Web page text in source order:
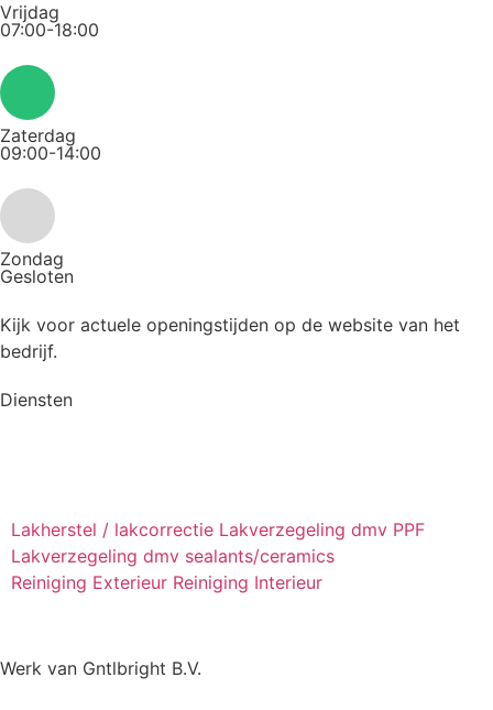
Vrijdag
07:00-18:00
Zaterdag
09:00-14:00
Zondag
Gesloten
Kijk voor actuele openingstijden op de website van het
bedrijf.
Diensten
Lakherstel / lakcorrectie Lakverzegeling dmv PPF
Lakverzegeling dmv sealants/ceramics
Reiniging Exterieur Reiniging Interieur
Werk van Gntlbright B.V.